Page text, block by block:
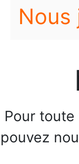
Nous
Pour
pouvez